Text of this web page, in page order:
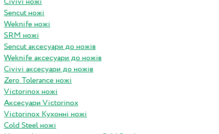
Sencut ножі
Weknife ножі
SRM ножі
Sencut аксесуари до ножів
Weknife аксесуари до ножів
Civivi аксесуари до ножів
Zero Tolerance ножі
Victorinox ножі
Аксесуари Victorinox
Victorinox Кухонні ножі
Cold Steel ножі